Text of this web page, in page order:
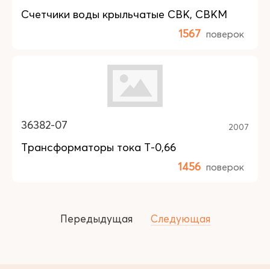
Счетчики воды крыльчатые СВК, СВКМ
1567 поверок
36382-07 2007
Трансформаторы тока Т-0,66
1456 поверок
Передыдущая Следующая